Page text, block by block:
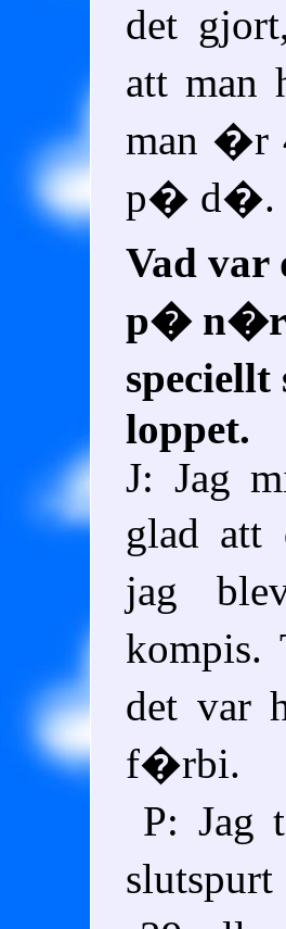
det
att man
man �r
p� d�.
Vad
p� n�r
loppet.
J: Jag
glad att
jag
det var
f�rbi.
P: